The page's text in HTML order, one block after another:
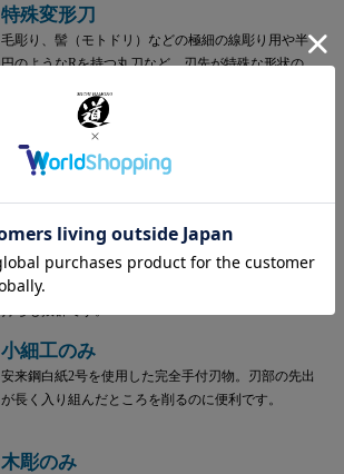
特殊変形刀
毛彫り、髻（モトドリ）などの極細の線彫り用や半
円のようなRを持つ丸刀など、刃先が特殊な形状の
ハイス小道具のみ
プロ木彫家待望の一品。先出しが長く丈夫な刃先が
特徴です。スケール大きめの彫刻に役立ちます。
ウッディチゼル
ハンドクラフトギター、ヴァイオリンなど楽器制作
や木工作業に便利なのみです。硬い木にも強く、刃
小細工のみ
安来鋼白紙2号を使用した完全手付刃物。刃部の先出
が長く入り組んだところを削るのに便利です。
木彫のみ